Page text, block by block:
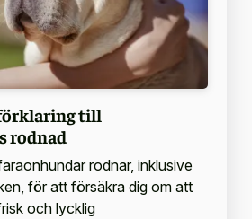
till
rodnad
rodnar, inklusive
för att försäkra dig om att
och lycklig